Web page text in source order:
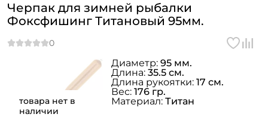
товара нет в
наличии
Черпак для зимней рыбалки
Фоксфишинг Титановый 95мм.
Диаметр: 95 мм.
Длина: 35.5 см.
Длина рукоятки: 17 см.
Вес: 176 гр.
Материал: Титан
Создать аккаунт